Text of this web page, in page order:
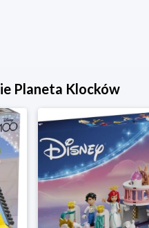
Planeta Klocków